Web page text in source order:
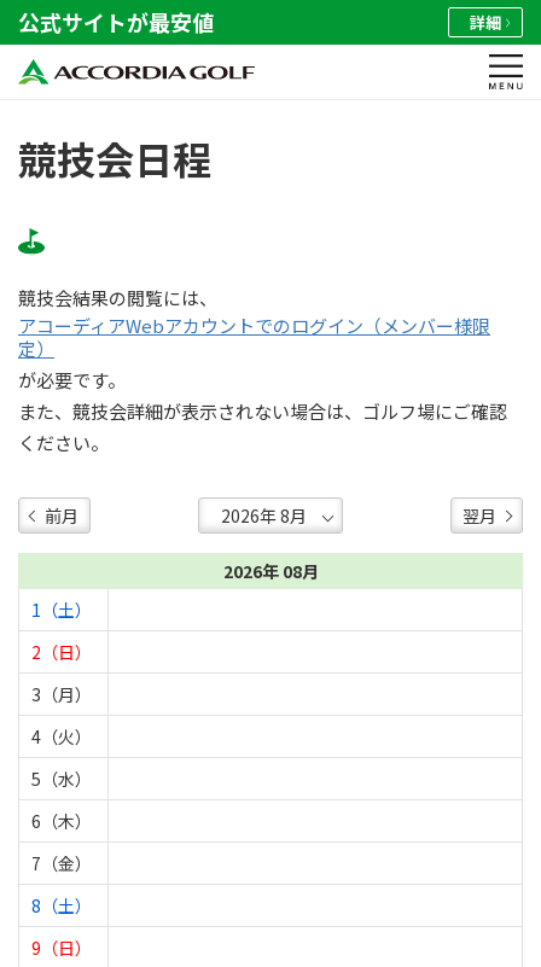
公式サイトが最安値 詳細
競技会日程
競技会結果の閲覧には、
アコーディアWebアカウントでのログイン（メンバー様限
定）
が必要です。
また、競技会詳細が表示されない場合は、ゴルフ場にご確認
ください。
前月 翌月
2026年 08月
1（土）
2（日）
3（月）
4（火）
5（水）
6（木）
7（金）
8（土）
9（日）